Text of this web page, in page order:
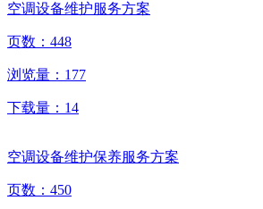
空调设备维护服务方案
页数： 448
浏览量： 177
下载量： 14
空调设备维护保养服务方案
页数： 450